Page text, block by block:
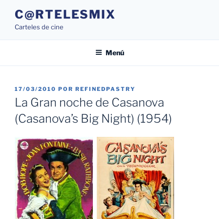
contenido
C@RTELESMIX
Carteles de cine
Menú
PUBLICADO
EL
17/03/2010 POR REFINEDPASTRY
La Gran noche de Casanova
(Casanova’s Big Night) (1954)